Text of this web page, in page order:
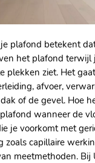
plafond betekent
het plafond terwijl
plekken ziet.​ Het
afvoer,
of de gevel.​ Hoe
wanneer de
je voorkomt met
zoals capillaire
meetmethoden.​ Bij